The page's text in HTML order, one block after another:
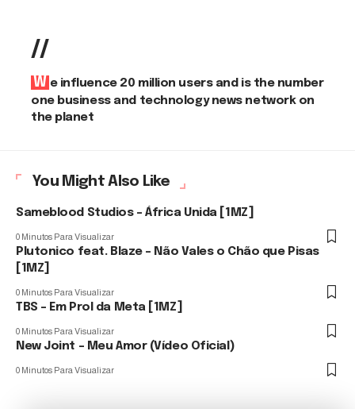
//
We influence 20 million users and is the number
one business and technology news network on
the planet
You Might Also Like
Sameblood Studios – África Unida [1MZ]
0 Minutos Para Visualizar
Plutonico feat. Blaze – Não Vales o Chão que Pisas
[1MZ]
0 Minutos Para Visualizar
TBS – Em Prol da Meta [1MZ]
0 Minutos Para Visualizar
New Joint – Meu Amor (Vídeo Oficial)
0 Minutos Para Visualizar